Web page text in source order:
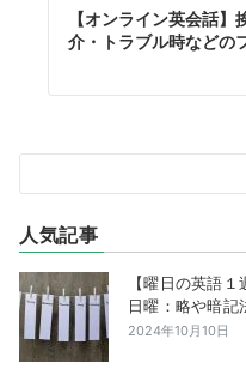
【オンライン英会話】
介・トラブル時などの
人気記事
【曜日の英語
日曜：略や暗記
2024年10月10日